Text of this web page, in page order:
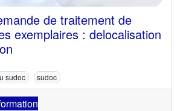
de traitement de
exemplaires : delocalisation
sudoc sudoc